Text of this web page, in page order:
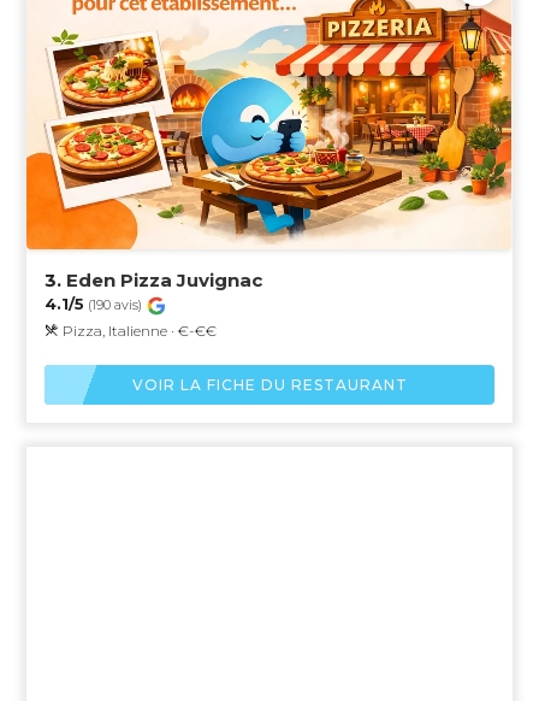
3. Eden Pizza Juvignac
4.1/5 (190 avis)
Pizza, Italienne · €-€€
VOIR LA FICHE DU RESTAURANT